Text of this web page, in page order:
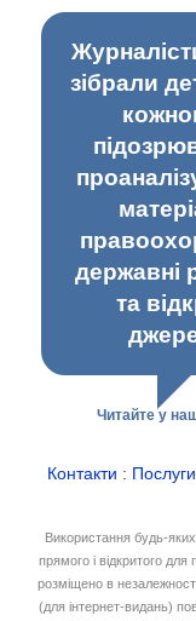
зібрали
державні
та
Читайте у
Контакти : Послуги
Використання будь-
прямого і відкритого
розміщено в
(для інтернет-видань)